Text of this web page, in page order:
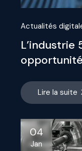
Actualités
L’industrie
Lire la suite
04
Jan